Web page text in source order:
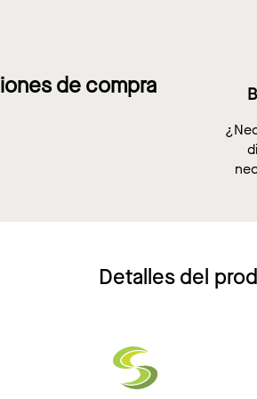
de compra
Detalles del